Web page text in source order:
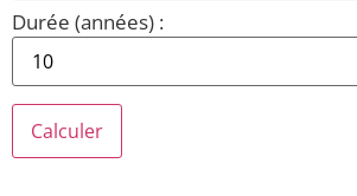
Durée (années) :
Calculer